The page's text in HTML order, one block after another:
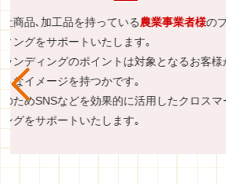
農産物を加工したい生産者様
をサポートいたします｡
ものづくりは作ってから売る
た方が効率的です｡
売れるモノがわからないまま
とになります｡
そうならない売れる商品づ